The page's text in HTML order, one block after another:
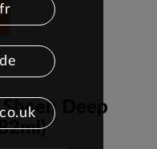
Deep